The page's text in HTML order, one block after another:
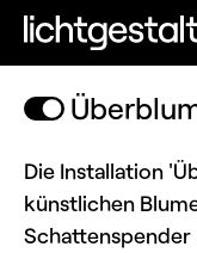
Die Installation
künstlichen
Schattenspender